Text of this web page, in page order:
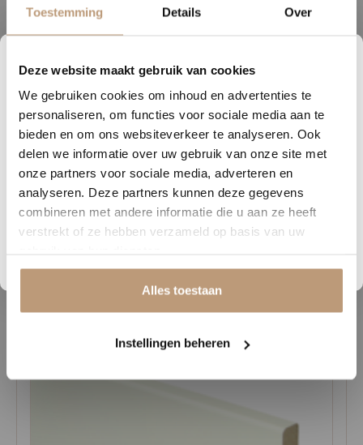
6
DAGEN
22
UREN
52
MINUTEN
51
SECONDEN
Nu tijdelijk 10% korting op
jouw vloer
Vraag snel een offerte aan en bespaar direct.
Bekijk plak PVC vloeren
Toestemming Details Over
Deze website maakt gebruik van cookies
We gebruiken cookies om inhoud en advertenties te
personaliseren, om functies voor sociale media aan te
bieden en om ons websiteverkeer te analyseren. Ook
delen we informatie over uw gebruik van onze site met
onze partners voor sociale media, adverteren en
analyseren. Deze partners kunnen deze gegevens
combineren met andere informatie die u aan ze heeft
verstrekt of ze hebben verzameld op basis van uw
Alles toestaan
Instellingen beheren
voor extra karakter met walvisgraat, Hongaarse punt of Weense
punt. Voor een perfect doorlopend geheel zijn er bijpassende
Daarnaast zijn de XL-plank en visgraat XL ook verkrijgbaar in een
Rigid Click variant, wat zorgt voor extra flexibiliteit en
installatiegemak. Hierdoor is Cervo niet alleen geschikt voor
particuliere woningen, maar ook voor projectinrichting.
Met Cervo kies je voor een elegante, veelzijdige pvc-collectie met
eindeloze mogelijkheden en een rustige, authentieke uitstraling die
jarenlang mooi blijft. Verkrijgbaar bij Vloerenhuys de Veluwe
Gerelateerde producten